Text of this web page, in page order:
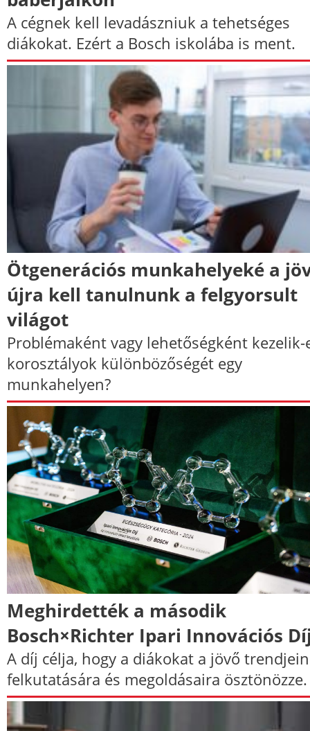
A cégnek kell levadászniuk a tehetséges
diákokat. Ezért a Bosch iskolába is ment.
Ötgenerációs munkahelyeké a
újra kell tanulnunk a felgyorsult
világot
Problémaként vagy lehetőségként kezelik-
korosztályok különbözőségét egy
munkahelyen?
Meghirdették a második
Bosch×Richter Ipari Innovációs
A díj célja, hogy a diákokat a jövő
felkutatására és megoldásaira ösztönözze.